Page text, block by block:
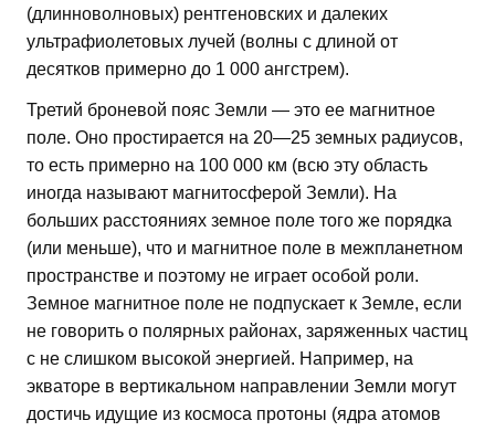
(длинноволновых) рентгеновских и далеких
ультрафиолетовых лучей (волны с длиной от
десятков примерно до 1 000 ангстрем).
Третий броневой пояс Земли — это ее магнитное
поле. Оно простирается на 20—25 земных радиусов,
то есть примерно на 100 000 км (всю эту область
иногда называют магнитосферой Земли). На
больших расстояниях земное поле того же порядка
(или меньше), что и магнитное поле в межпланетном
пространстве и поэтому не играет особой роли.
Земное магнитное поле не подпускает к Земле, если
не говорить о полярных районах, заряженных частиц
с не слишком высокой энергией. Например, на
экваторе в вертикальном направлении Земли могут
достичь идущие из космоса протоны (ядра атомов